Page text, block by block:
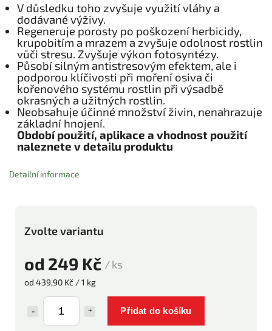
od 249 Kč / ks
od 439,90 Kč / 1 kg
Přidat do košíku
Zvolte variantu
V důsledku toho zvyšuje využití vláhy a
dodávané výživy.
Regeneruje porosty po poškození herbicidy,
krupobitím a mrazem a zvyšuje odolnost rostlin
vůči stresu. Zvyšuje výkon fotosyntézy.
Působí silným antistresovým efektem, ale i
podporou klíčivosti při moření osiva či
kořenového systému rostlin při výsadbě
okrasných a užitných rostlin.
Neobsahuje účinné množství živin, nenahrazuje
základní hnojení.
Období použití, aplikace a vhodnost použití
naleznete v detailu produktu
Detailní informace